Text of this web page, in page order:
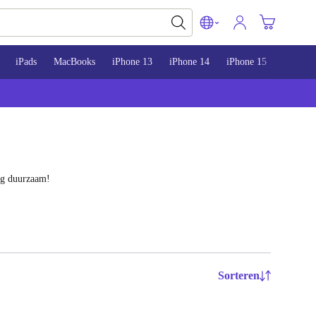
iPads MacBooks iPhone 13 iPhone 14 iPhone 15
duurzaam!
Sorteren